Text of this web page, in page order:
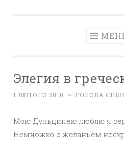
Элегия в
1 ЛЮТОГО 2010 ~ ГОЛОВА
Мою Дульцинею люблю я
Немножко с желаньем